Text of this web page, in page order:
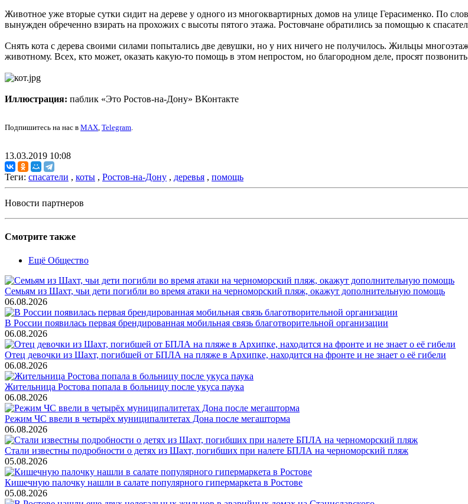
Животное уже вторые сутки сидит на дереве у одного из многоквартирных домов на улице Герасименко. По
вынужден обреченно взирать на прохожих с высоты пятого этажа. Ростовчане обратились за помощью к
Снять кота с дерева своими силами попытались две девушки, но у них ничего не получилось. Жильцы
животному. Всех, кто может, оказать какую-то помощь в этом непростом, но благородном деле, просят
Иллюстрация: паблик «Это Ростов-на-Дону» ВКонтакте
Подпишитесь на нас в MAX, Telegram.
13.03.2019 10:08
Теги: спасатели , коты , Ростов-на-Дону , деревья , помощь
Новости партнеров
Смотрите также
Ещё Общество
Семьям из Шахт, чьи дети погибли во время атаки на черноморский пляж, окажут дополнительную помощь
06.08.2026
В России появилась первая брендированная мобильная связь благотворительной организации
06.08.2026
Отец девочки из Шахт, погибшей от БПЛА на пляже в Архипке, находится на фронте и не знает о её гибели
06.08.2026
Жительница Ростова попала в больницу после укуса паука
06.08.2026
Режим ЧС ввели в четырёх муниципалитетах Дона после мегашторма
06.08.2026
Стали известны подробности о детях из Шахт, погибших при налете БПЛА на черноморский пляж
05.08.2026
Кишечную палочку нашли в салате популярного гипермаркета в Ростове
05.08.2026